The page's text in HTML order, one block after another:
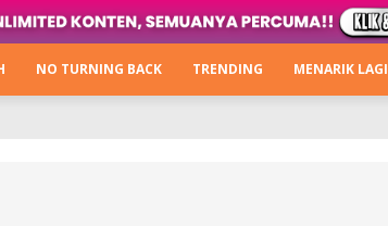
Hijabista
Next Level
NO TURNING BACK TRENDING MENARIK LAGI